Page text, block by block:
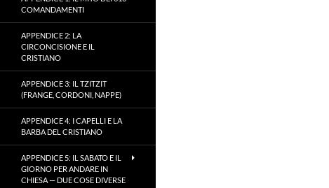
COMANDAMENTI
APPENDICE 2: LA
CIRCONCISIONE E IL
CRISTIANO
APPENDICE 3: IL TZITZIT
(FRANGE, CORDONI, NAPPE)
APPENDICE 4: I CAPELLI E LA
BARBA DEL CRISTIANO
APPENDICE 5: IL SABATO E IL
GIORNO PER ANDARE IN
CHIESA — DUE COSE DIVERSE